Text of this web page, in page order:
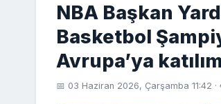
NBA Başkan
Basketbol
Avrupa’ya
📅 03 Haziran 2026, Çarşamba 11:42